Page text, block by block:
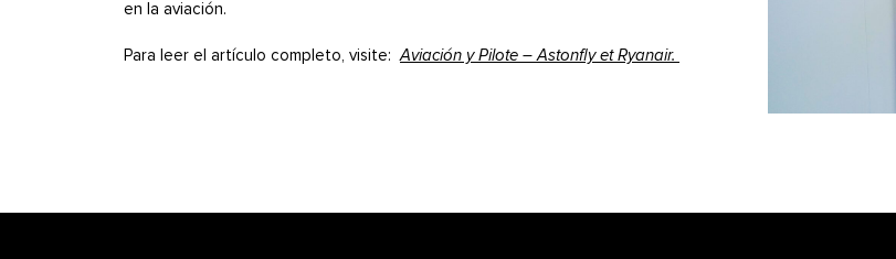
en la aviación.
Para leer el artículo completo, visite:Aviación y Pilote – Astonfly et Ryanair.